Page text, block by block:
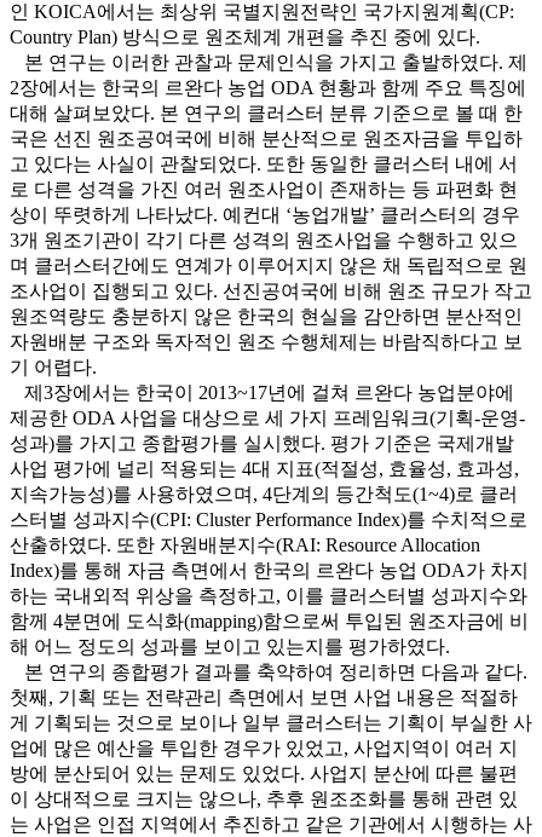
인 KOICA에서는 최상위 국별지원전략인 국가지원계획(CP:
Country Plan) 방식으로 원조체계 개편을 추진 중에 있다.
본 연구는 이러한 관찰과 문제인식을 가지고 출발하였다. 제
2장에서는 한국의 르완다 농업 ODA 현황과 함께 주요 특징에
대해 살펴보았다. 본 연구의 클러스터 분류 기준으로 볼 때 한
국은 선진 원조공여국에 비해 분산적으로 원조자금을 투입하
고 있다는 사실이 관찰되었다. 또한 동일한 클러스터 내에 서
로 다른 성격을 가진 여러 원조사업이 존재하는 등 파편화 현
상이 뚜렷하게 나타났다. 예컨대 ‘농업개발’ 클러스터의 경우
3개 원조기관이 각기 다른 성격의 원조사업을 수행하고 있으
며 클러스터간에도 연계가 이루어지지 않은 채 독립적으로 원
조사업이 집행되고 있다. 선진공여국에 비해 원조 규모가 작고
원조역량도 충분하지 않은 한국의 현실을 감안하면 분산적인
자원배분 구조와 독자적인 원조 수행체제는 바람직하다고 보
기 어렵다.
제3장에서는 한국이 2013~17년에 걸쳐 르완다 농업분야에
제공한 ODA 사업을 대상으로 세 가지 프레임워크(기획-운영-
성과)를 가지고 종합평가를 실시했다. 평가 기준은 국제개발
사업 평가에 널리 적용되는 4대 지표(적절성, 효율성, 효과성,
지속가능성)를 사용하였으며, 4단계의 등간척도(1~4)로 클러
스터별 성과지수(CPI: Cluster Performance Index)를 수치적으로
산출하였다. 또한 자원배분지수(RAI: Resource Allocation
Index)를 통해 자금 측면에서 한국의 르완다 농업 ODA가 차지
하는 국내외적 위상을 측정하고, 이를 클러스터별 성과지수와
함께 4분면에 도식화(mapping)함으로써 투입된 원조자금에 비
해 어느 정도의 성과를 보이고 있는지를 평가하였다.
본 연구의 종합평가 결과를 축약하여 정리하면 다음과 같다.
첫째, 기획 또는 전략관리 측면에서 보면 사업 내용은 적절하
게 기획되는 것으로 보이나 일부 클러스터는 기획이 부실한 사
업에 많은 예산을 투입한 경우가 있었고, 사업지역이 여러 지
방에 분산되어 있는 문제도 있었다. 사업지 분산에 따른 불편
이 상대적으로 크지는 않으나, 추후 원조조화를 통해 관련 있
는 사업은 인접 지역에서 추진하고 같은 기관에서 시행하는 사